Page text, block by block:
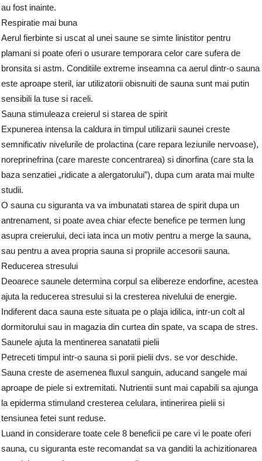
au fost inainte.
Respiratie mai buna
Aerul fierbinte si uscat al unei saune se simte linistitor pentru
plamani si poate oferi o usurare temporara celor care sufera de
bronsita si astm. Conditiile extreme inseamna ca aerul dintr-o sauna
este aproape steril, iar utilizatorii obisnuiti de sauna sunt mai putin
sensibili la tuse si raceli.
Sauna stimuleaza creierul si starea de spirit
Expunerea intensa la caldura in timpul utilizarii saunei creste
semnificativ nivelurile de prolactina (care repara leziunile nervoase),
noreprinefrina (care mareste concentrarea) si dinorfina (care sta la
baza senzatiei „ridicate a alergatorului”), dupa cum arata mai multe
studii.
O sauna cu siguranta va va imbunatati starea de spirit dupa un
antrenament, si poate avea chiar efecte benefice pe termen lung
asupra creierului, deci iata inca un motiv pentru a merge la sauna,
sau pentru a avea propria sauna si propriile accesorii sauna.
Reducerea stresului
Deoarece saunele determina corpul sa elibereze endorfine, acestea
ajuta la reducerea stresului si la cresterea nivelului de energie.
Indiferent daca sauna este situata pe o plaja idilica, intr-un colt al
dormitorului sau in magazia din curtea din spate, va scapa de stres.
Saunele ajuta la mentinerea sanatatii pielii
Petreceti timpul intr-o sauna si porii pielii dvs. se vor deschide.
Sauna creste de asemenea fluxul sanguin, aducand sangele mai
aproape de piele si extremitati. Nutrientii sunt mai capabili sa ajunga
la epiderma stimuland cresterea celulara, intinerirea pielii si
tensiunea fetei sunt reduse.
Luand in considerare toate cele 8 beneficii pe care vi le poate oferi
sauna, cu siguranta este recomandat sa va ganditi la achizitionarea